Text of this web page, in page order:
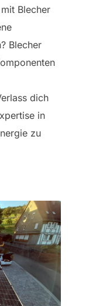
Blecher
Blecher
dich
in
zu